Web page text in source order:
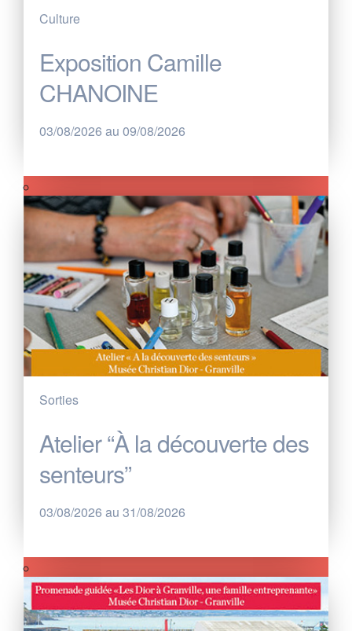
Culture
Exposition Camille
CHANOINE
03/08/2026 au 09/08/2026
Sorties
Atelier “À la découverte des
senteurs”
03/08/2026 au 31/08/2026